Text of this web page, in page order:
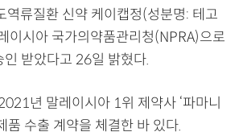
역류질환 신약 케이캡정(성분명: 테고
이시아 국가의약품관리청(NPRA)으로
받았다고 26일 밝혔다.
년 말레이시아 1위 제약사 ‘파마니
품 수출 계약을 체결한 바 있다.